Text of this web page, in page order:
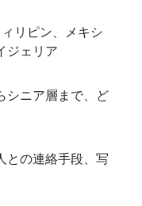
ィリピン、メキシ
ジェリア
シニア層まで、ど
との連絡手段、写